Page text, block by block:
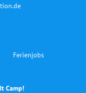
Ferienjobs
Camp!